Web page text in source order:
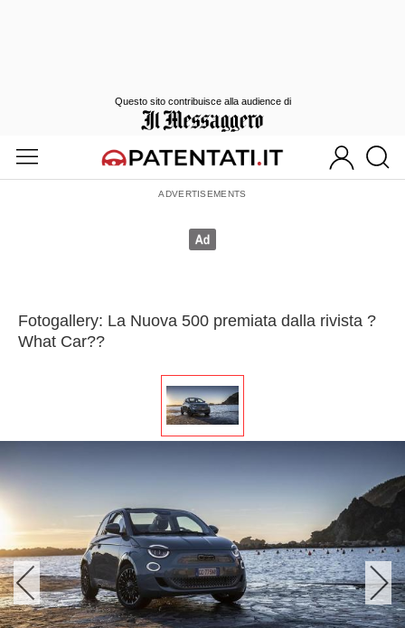
Fotogallery: La Nuova 500 premiata dalla rivista ?
What Car??
Questo sito contribuisce alla audience di